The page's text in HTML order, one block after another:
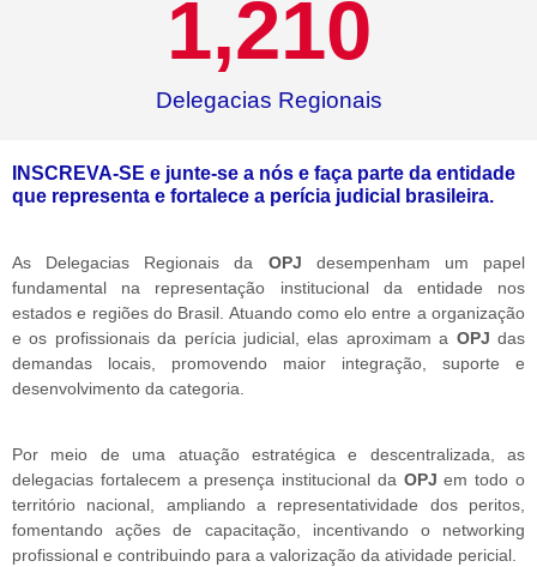
Delegacias Regionais
1,210
INSCREVA-SE e junte-se a nós e faça parte da entidade
que representa e fortalece a perícia judicial brasileira.
As Delegacias Regionais da OPJ desempenham um papel
fundamental na representação institucional da entidade nos
estados e regiões do Brasil. Atuando como elo entre a organização
e os profissionais da perícia judicial, elas aproximam a OPJ das
demandas locais, promovendo maior integração, suporte e
desenvolvimento da categoria.
Por meio de uma atuação estratégica e descentralizada, as
delegacias fortalecem a presença institucional da OPJ em todo o
território nacional, ampliando a representatividade dos peritos,
fomentando ações de capacitação, incentivando o networking
profissional e contribuindo para a valorização da atividade pericial.